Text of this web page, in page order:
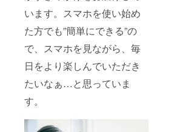
います。スマホを使い始め
た方でも”簡単にできる”の
で、スマホを見ながら、毎
日をより楽しんでいただき
たいなぁ…と思っていま
す。